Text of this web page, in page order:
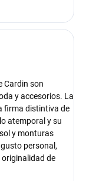
Cardin son
y accesorios. La
firma distintiva de
atemporal y su
y monturas
personal,
de